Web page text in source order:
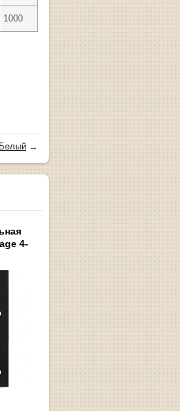
1000
→
4-